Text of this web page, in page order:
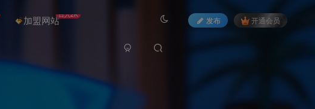
加盟网站日入2K
发布 开通会员